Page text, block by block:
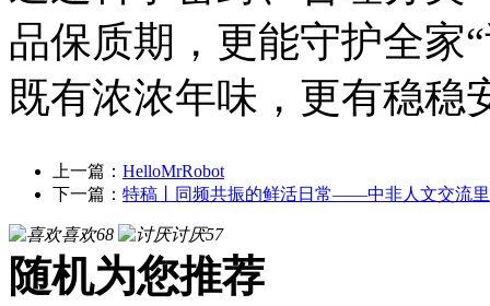
品保质期，更能守护全家
既有浓浓年味，更有稳稳
上一篇： HelloMrRobot
下一篇： 特稿丨同频共振的鲜活日常——中非人文交流
喜欢68 讨厌57
随机为您推荐